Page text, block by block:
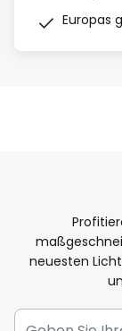
Europas
neuesten